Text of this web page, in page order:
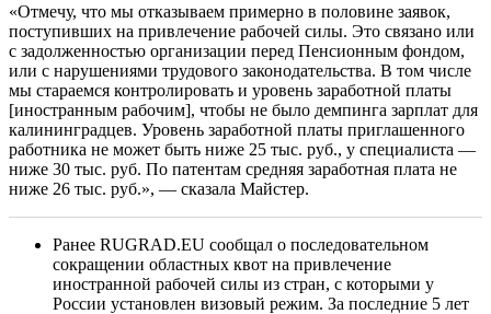
«Отмечу, что мы отказываем примерно в половине заявок,
поступивших на привлечение рабочей силы. Это связано или
с задолженностью организации перед Пенсионным фондом,
или с нарушениями трудового законодательства. В том числе
мы стараемся контролировать и уровень заработной платы
[иностранным рабочим], чтобы не было демпинга зарплат для
калининградцев. Уровень заработной платы приглашенного
работника не может быть ниже 25 тыс. руб., у специалиста —
ниже 30 тыс. руб. По патентам средняя заработная плата не
ниже 26 тыс. руб.», — сказала Майстер.
Ранее RUGRAD.EU сообщал о последовательном
сокращении областных квот на привлечение
иностранной рабочей силы из стран, с которыми у
России установлен визовый режим. За последние 5 лет